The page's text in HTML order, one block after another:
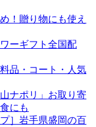
！贈り物にも使え
ーギフト全国配
品・コート・人気
ナポリ」お取り寄
にも
］岩手県盛岡の百